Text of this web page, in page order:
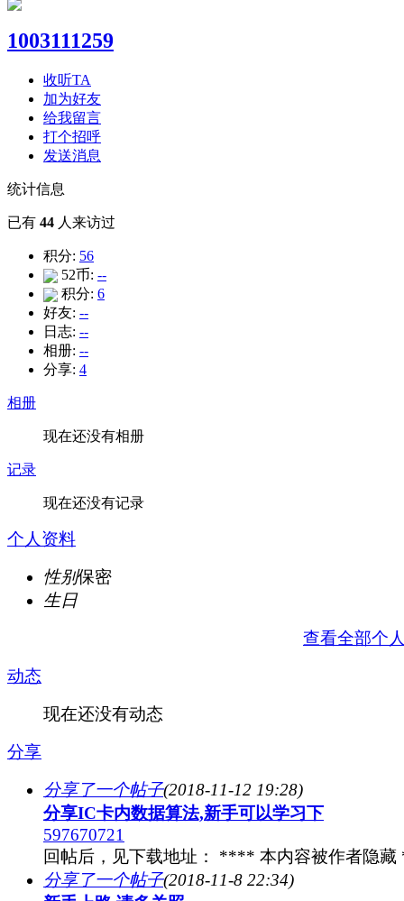
1003111259
收听TA
加为好友
给我留言
打个招呼
发送消息
统计信息
已有 44 人来访过
积分: 56
52币: --
积分: 6
好友: --
日志: --
相册: --
分享: 4
相册
现在还没有相册
记录
现在还没有记录
个人资料
性别保密
生日
查看全部个
动态
现在还没有动态
分享
分享了一个帖子(2018-11-12 19:28)
分享IC卡内数据算法,新手可以学习下
597670721
回帖后，见下载地址： **** 本内容被作者隐
分享了一个帖子(2018-11-8 22:34)